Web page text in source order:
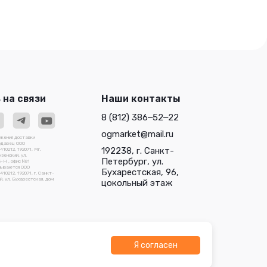
связи
доставки
ООО
192071, Мг.
ул.
Н , офис №1
ООО
192071, г. Санкт-
ул. Бухарестская, дом
Наши контакты
8 (812) 386‒52‒22
ogmarket@mail.ru
192238, г. Санкт-
Петербург, ул.
Бухарестская, 96,
цокольный этаж
Разработано вЯ согласен